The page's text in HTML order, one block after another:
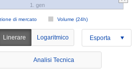
di mercato Volume (24h)
1. gen
Linerare Logaritmico Esporta
Analisi Tecnica